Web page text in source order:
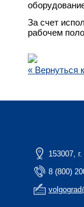
За счет
рабочем
« Вернуться
153007,
8 (800)